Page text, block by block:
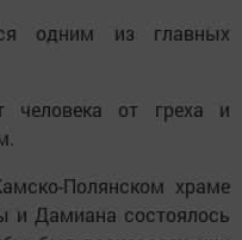
одним из главных
человека от греха и
Полянском храме
и Дамиана состоялось